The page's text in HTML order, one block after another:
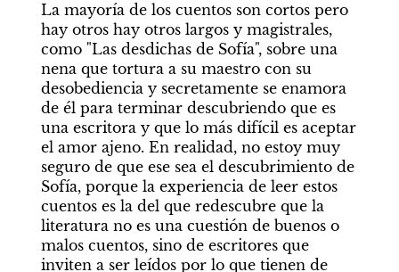
La mayoría de los cuentos son cortos pero
hay otros hay otros largos y magistrales,
como "Las desdichas de Sofía", sobre una
nena que tortura a su maestro con su
desobediencia y secretamente se enamora
de él para terminar descubriendo que es
una escritora y que lo más difícil es aceptar
el amor ajeno. En realidad, no estoy muy
seguro de que ese sea el descubrimiento de
Sofía, porque la experiencia de leer estos
cuentos es la del que redescubre que la
literatura no es una cuestión de buenos o
malos cuentos, sino de escritores que
inviten a ser leídos por lo que tienen de